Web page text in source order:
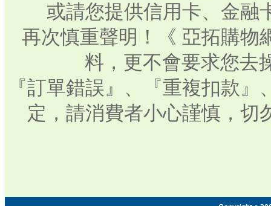
或請您提供信用卡、金融
再次慎重聲明！《 亞拓購物
料，更不會要求您去
『訂單錯誤』、『重複扣款
定，請消費者小心謹慎，切